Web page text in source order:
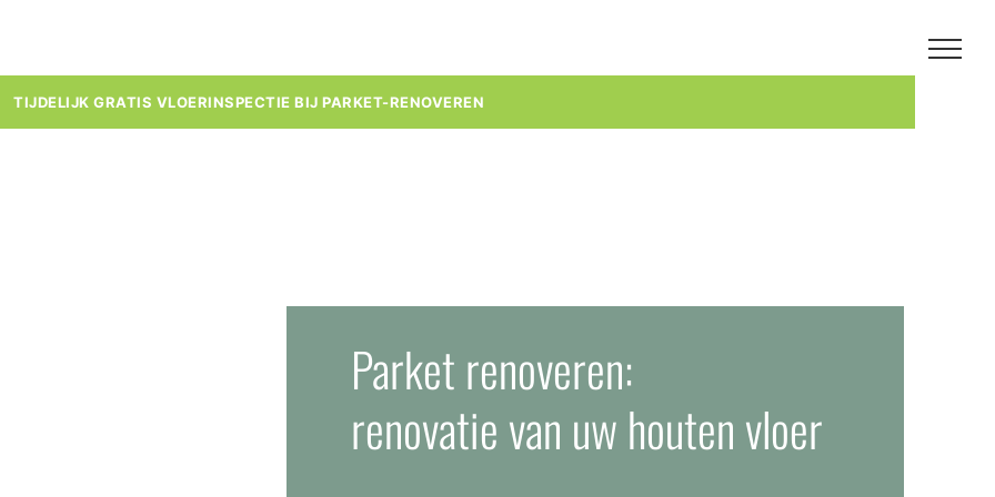
TIJDELIJK GRATIS VLOERINSPECTIE BIJ PARKET-RENOVEREN
Parket renoveren:
renovatie van uw houten vloer